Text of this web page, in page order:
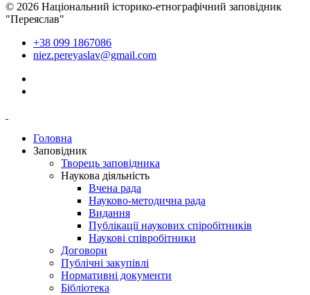
© 2026 Національний історико-етнографічний заповідник
"Переяслав"
+38 099 1867086
niez.pereyaslav@gmail.com
Головна
Заповідник
Творець заповідника
Наукова діяльність
Вчена рада
Науково-методична рада
Видання
Публікації наукових спіробітників
Наукові співробітники
Договори
Публічні закупівлі
Нормативні документи
Бібліотека